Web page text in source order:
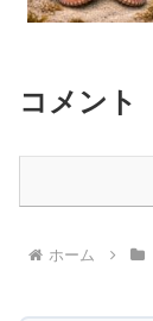
コメント
ホーム